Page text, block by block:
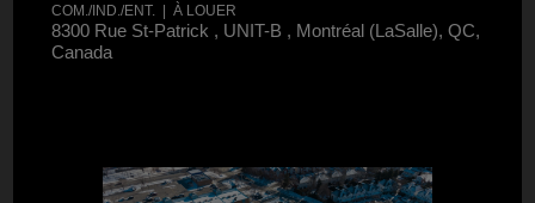
COM./IND./ENT. | À LOUER
8300 Rue St-Patrick , UNIT-B , Montréal (LaSalle), QC,
Canada